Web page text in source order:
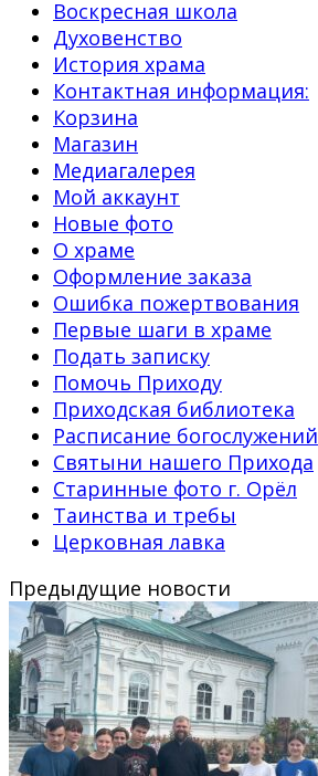
Воскресная школа
Духовенство
История храма
Контактная информация:
Корзина
Магазин
Медиагалерея
Мой аккаунт
Новые фото
О храме
Оформление заказа
Ошибка пожертвования
Первые шаги в храме
Подать записку
Помочь Приходу
Приходская библиотека
Расписание богослужений
Святыни нашего Прихода
Старинные фото г. Орёл
Таинства и требы
Церковная лавка
Предыдущие новости